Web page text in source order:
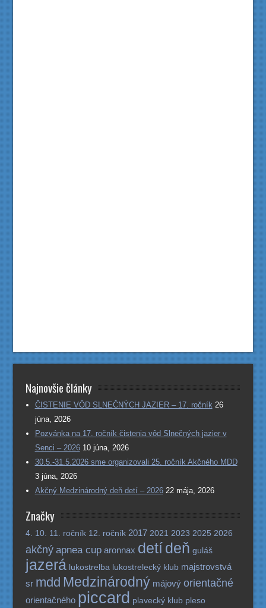
Najnovšie články
ČISTENIE VÔD SLNEČNÝCH JAZIER – 17. ročník 26
júna, 2026
Pozvánka na 17. ročník čistenia vôd Slnečných jazier v
Senci – 2026 10 júna, 2026
30.5.-31.5.2026 sme organizovali 25. ročník Akčného MDD
3 júna, 2026
Akčný Medzinárodný deň detí – 2026 22 mája, 2026
Značky
4. 10. 11. ročník 12. ročník 2017 2021 2023 2025 2026
akčný apnea cup aronnax detídeň guláš
jazerá lukostrelba lukostrelecký klub majstrovstvá
sr mdd Medzinárodný májový orientačné
orientačného piccard plavecký klub pleso